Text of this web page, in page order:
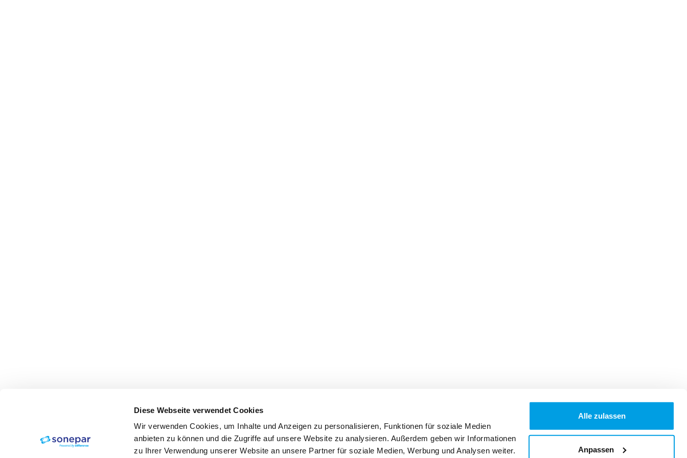
Diese Webseite verwendet Cookies
Wir verwenden Cookies, um Inhalte und Anzeigen zu personalisieren, Funktionen für soziale Medien
anbieten zu können und die Zugriffe auf unsere Website zu analysieren. Außerdem geben wir Informationen
zu Ihrer Verwendung unserer Website an unsere Partner für soziale Medien, Werbung und Analysen weiter.
Alle zulassen
Anpassen